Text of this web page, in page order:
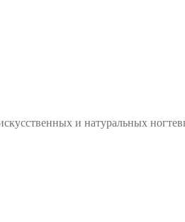
и натуральных